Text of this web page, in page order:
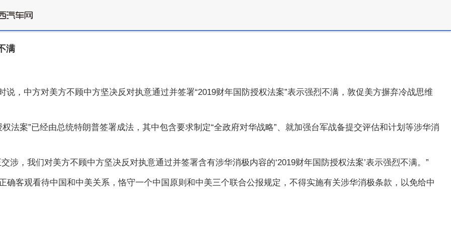
满
，中方对美方不顾中方坚决反对执意通过并签署“2019财年国防授权法案”表示强烈不满，敦促美方摒弃冷战思维
法案”已经由总统特朗普签署成法，其中包含要求制定“全政府对华战略”、就加强台军战备提交评估和计划等涉华消
涉，我们对美方不顾中方坚决反对执意通过并签署含有涉华消极内容的‘2019财年国防授权法案’表示强烈不满。”
确客观看待中国和中美关系，恪守一个中国原则和中美三个联合公报规定，不得实施有关涉华消极条款，以免给中